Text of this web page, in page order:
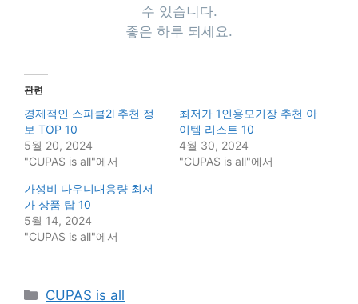
수 있습니다.
좋은 하루 되세요.
관련
경제적인 스파클2l 추천 정
보 TOP 10
5월 20, 2024
"CUPAS is all"에서
최저가 1인용모기장 추천 아
이템 리스트 10
4월 30, 2024
"CUPAS is all"에서
가성비 다우니대용량 최저
가 상품 탑 10
5월 14, 2024
"CUPAS is all"에서
Categories
CUPAS is all